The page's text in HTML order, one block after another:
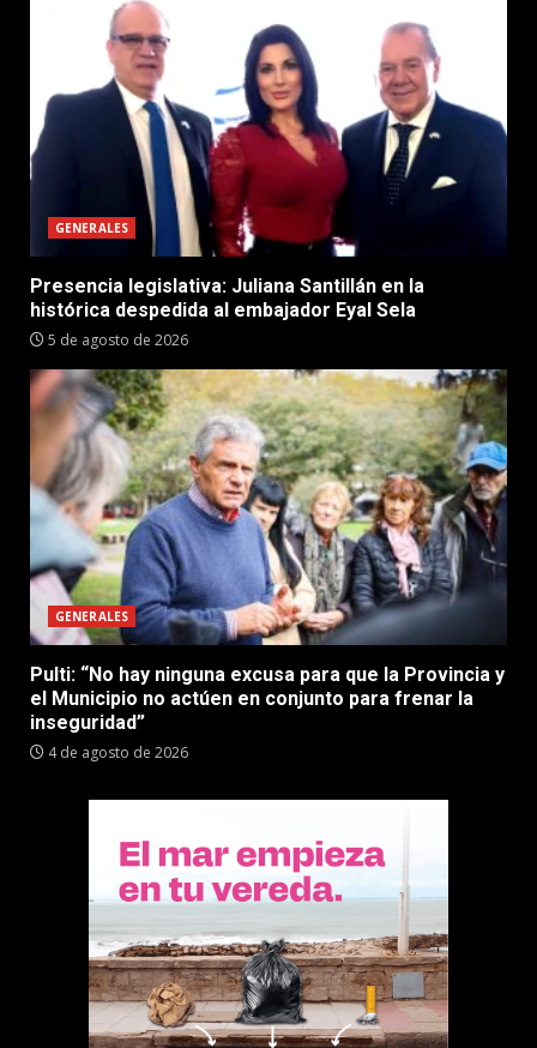
GENERALES
Presencia legislativa: Juliana Santillán en la
histórica despedida al embajador Eyal Sela
5 de agosto de 2026
GENERALES
Pulti: “No hay ninguna excusa para que la Provincia y
el Municipio no actúen en conjunto para frenar la
inseguridad”
4 de agosto de 2026